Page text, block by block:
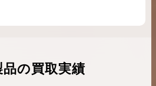
品の買取実績